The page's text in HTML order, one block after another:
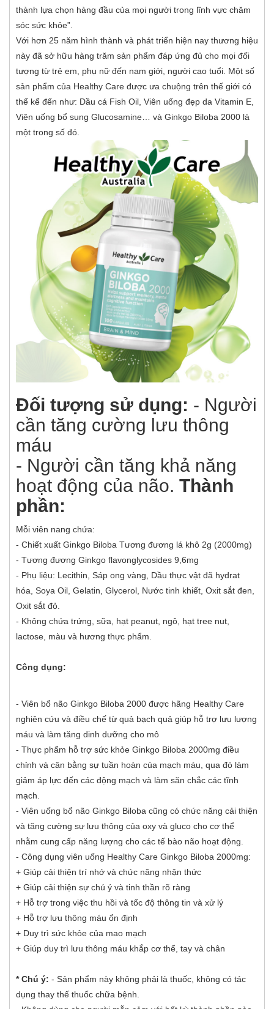
thành lựa chọn hàng đầu của mọi người trong lĩnh vực chăm
sóc sức khỏe”.
Với hơn 25 năm hình thành và phát triển hiện nay thương hiệu
này đã sở hữu hàng trăm sản phẩm đáp ứng đủ cho mọi đối
tượng từ trẻ em, phụ nữ đến nam giới, người cao tuổi. Một số
sản phẩm của Healthy Care được ưa chuộng trên thế giới có
thể kể đến như: Dầu cá Fish Oil, Viên uống đẹp da Vitamin E,
Viên uống bổ sung Glucosamine… và Ginkgo Biloba 2000 là
một trong số đó.
Đối tượng sử dụng: - Người
cần tăng cường lưu thông
máu
- Người cần tăng khả năng
hoạt động của não. Thành
phần:
Mỗi viên nang chứa:
- Chiết xuất Ginkgo Biloba Tương đương lá khô 2g (2000mg)
- Tương đương Ginkgo flavonglycosides 9,6mg
- Phụ liệu: Lecithin, Sáp ong vàng, Dầu thực vật đã hydrat
hóa, Soya Oil, Gelatin, Glycerol, Nước tinh khiết, Oxit sắt đen,
Oxit sắt đỏ.
- Không chứa trứng, sữa, hạt peanut, ngô, hạt tree nut,
lactose, màu và hương thực phẩm.
Công dụng:
- Viên bổ não Ginkgo Biloba 2000 được hãng Healthy Care
nghiên cứu và điều chế từ quả bạch quả giúp hỗ trợ lưu lượng
máu và làm tăng dinh dưỡng cho mô
- Thực phẩm hỗ trợ sức khỏe Ginkgo Biloba 2000mg điều
chỉnh và cân bằng sự tuần hoàn của mạch máu, qua đó làm
giảm áp lực đến các động mạch và làm săn chắc các tĩnh
mạch.
- Viên uống bổ não Ginkgo Biloba cũng có chức năng cải thiện
và tăng cường sự lưu thông của oxy và gluco cho cơ thể
nhằm cung cấp năng lượng cho các tế bào não hoạt động.
- Công dụng viên uống Healthy Care Ginkgo Biloba 2000mg:
+ Giúp cải thiện trí nhớ và chức năng nhận thức
+ Giúp cải thiện sự chú ý và tinh thần rõ ràng
+ Hỗ trợ trong việc thu hồi và tốc độ thông tin và xử lý
+ Hỗ trợ lưu thông máu ổn định
+ Duy trì sức khỏe của mao mạch
+ Giúp duy trì lưu thông máu khắp cơ thể, tay và chân
* Chú ý: - Sản phẩm này không phải là thuốc, không có tác
dụng thay thế thuốc chữa bệnh.